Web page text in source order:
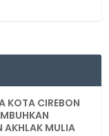
KOTA CIREBON
AKHLAK MULIA